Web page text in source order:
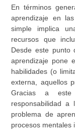
En términos
aprendizaje en
simple implica
recursos que
Desde este
aprendizaje pone
habilidades (o
externa, aquellos
Gracias a
responsabilidad
problema de
procesos mentales